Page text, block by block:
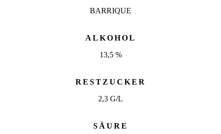
BARRIQUE
ALKOHOL
13,5 %
RESTZUCKER
2,3 G/L
SÄURE